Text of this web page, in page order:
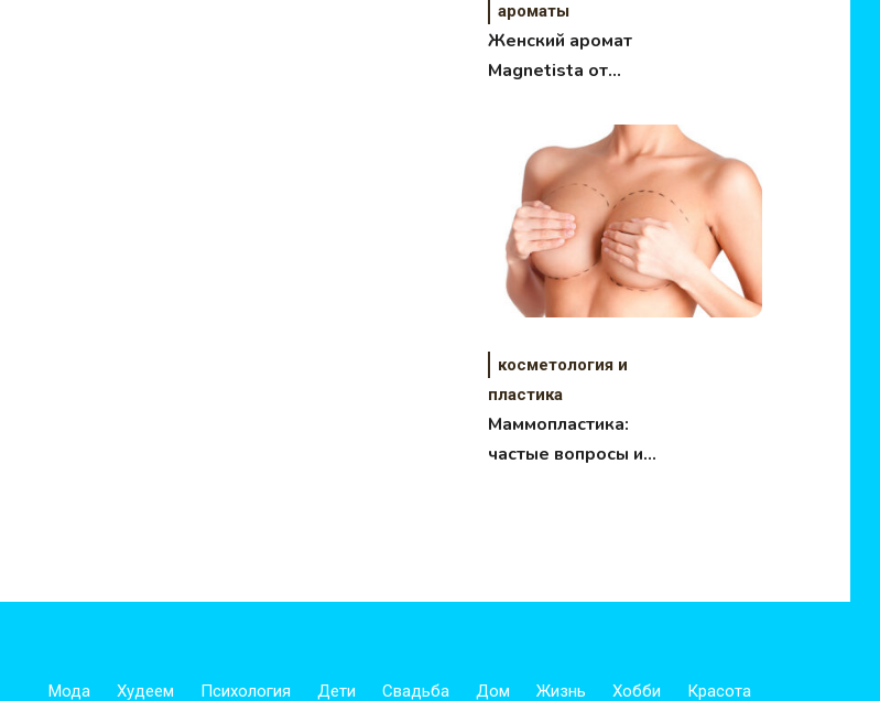
ароматы
Женский аромат
Magnetista от
косметология и
пластика
Маммопластика:
частые вопросы и
Мода Худеем Психология Дети Свадьба Дом Жизнь Хобби Красота